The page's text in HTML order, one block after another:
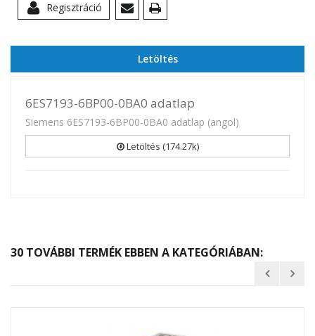
Regisztráció
Letöltés
6ES7193-6BP00-0BA0 adatlap
Siemens 6ES7193-6BP00-0BA0 adatlap (angol)
Letöltés (174.27k)
30 TOVÁBBI TERMÉK EBBEN A KATEGÓRIÁBAN: